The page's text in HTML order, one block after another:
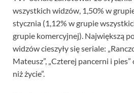
wszystkich widzów, 1,50% w
stycznia (1,12% w grupie
grupie komercyjnej). Największą
widzów cieszyły się seriale:
Mateusz”, „Czterej pancerni i
niż życie”.